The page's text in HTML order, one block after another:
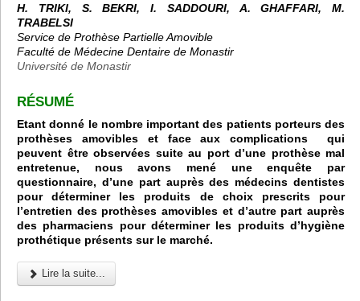
H. TRIKI, S. BEKRI, I. SADDOURI, A. GHAFFARI, M.
TRABELSI
Service de Prothèse Partielle Amovible
Faculté de Médecine Dentaire de Monastir
Université de Monastir
RÉSUMÉ
Etant donné le nombre important des patients porteurs des
prothèses amovibles et face aux complications qui
peuvent être observées suite au port d’une prothèse mal
entretenue, nous avons mené une enquête par
questionnaire, d’une part auprès des médecins dentistes
pour déterminer les produits de choix prescrits pour
l’entretien des prothèses amovibles et d’autre part auprès
des pharmaciens pour déterminer les produits d’hygiène
prothétique présents sur le marché.
Lire la suite...